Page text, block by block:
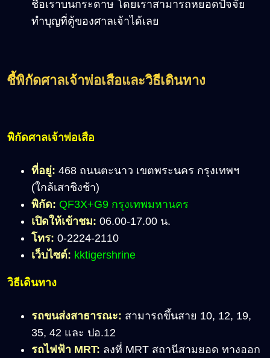
ชื่อเราบนกระดาษ โดยเราสามารถหยอดปัจจัย
ทำบุญที่ตู้ของศาลเจ้าได้เลย
ชี้พิกัดศาลเจ้าพ่อเสือและวิธีเดินทาง
พิกัดศาลเจ้าพ่อเสือ
ที่อยู่: 468 ถนนตะนาว เขตพระนคร กรุงเทพฯ
(ใกล้เสาชิงช้า)
พิกัด: QF3X+G9 กรุงเทพมหานคร
เปิดให้เข้าชม: 06.00-17.00 น.
โทร: 0-2224-2110
เว็บไซต์: kktigershrine
วิธีเดินทาง
รถขนส่งสาธารณะ: สามารถขึ้นสาย 10, 12, 19,
35, 42 และ ปอ.12
รถไฟฟ้า MRT: ลงที่ MRT สถานีสามยอด ทางออก